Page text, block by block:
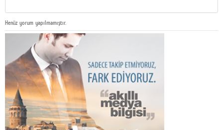
Henüz yorum yapılmamıştır.